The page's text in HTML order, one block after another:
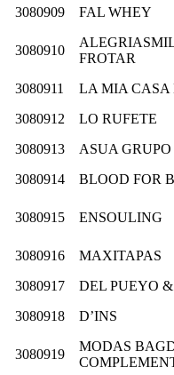
3080909
FAL WHEY
3080910
FROTAR
3080911 LA MIA CASA
3080912
LO RUFETE
3080913
ASUA
3080914
BLOOD FOR
3080915 ENSOULING
3080916
MAXITAPAS
3080917
DEL PUEYO
3080918
D’INS
3080919
MODAS